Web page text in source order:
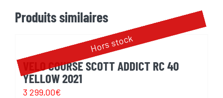
Produits similaires
Hors stock
VELO COURSE SCOTT ADDICT RC 40
YELLOW 2021
3 299,00€